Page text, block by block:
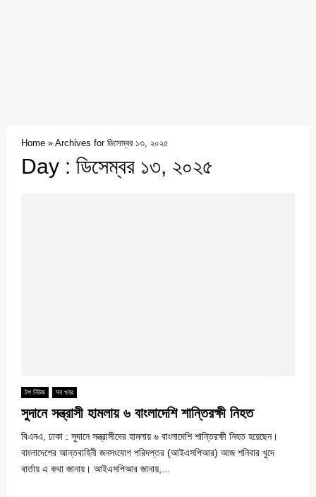
Home » Archives for ডিসেম্বর ১৩, ২০২৫
Day : ডিসেম্বর ১৩, ২০২৫
টপ নিউজ সব খবর
সুদানে সন্ত্রাসী হামলায় ৬ বাংলাদেশি শান্তিরক্ষী নিহত
বিএনএ, ঢাকা : সুদানে সন্ত্রাসীদের হামলায় ৬ বাংলাদেশি শান্তিরক্ষী নিহত হয়েছেন।
বাংলাদেশের আন্তবাহিনী জনসংযোগ পরিদপ্তর (আইএসপিআর) আজ শনিবার খুদে
বার্তায় এ কথা জানায়। আইএসপিআর জানায়,...